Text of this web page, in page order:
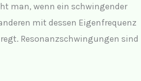
man, wenn ein schwingender
mit dessen Eigenfrequenz
Resonanzschwingungen sind